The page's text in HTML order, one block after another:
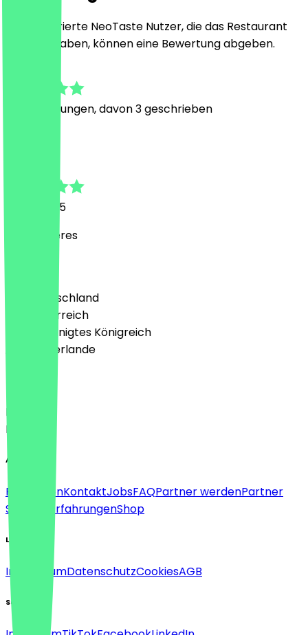
Nur registrierte NeoTaste Nutzer, die das Restaurant
besucht haben, können eine Bewertung abgeben.
Bewertungen, davon 3 geschrieben
19. Juli 2025
Wat leckeres
🇩🇪 Deutschland
🇦🇹 Österreich
🇬🇧 Vereinigtes Königreich
🇳🇱 Niederlande
Deutsch
English
About
Für FirmenKontaktJobsFAQPartner werdenPartner
Support
ErfahrungenShop
Legal
ImpressumDatenschutzCookiesAGB
Social